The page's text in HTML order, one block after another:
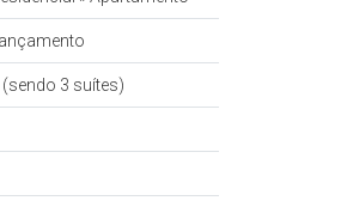
Lançamento
(sendo 3 suítes)